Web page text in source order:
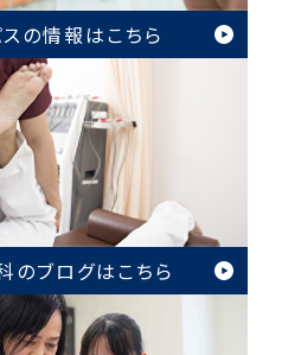
の情報はこちら
のブログはこちら